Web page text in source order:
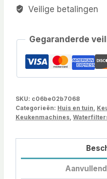
Veilige betalingen
Gegaranderde
SKU: c06be02b7068
Categorieën: Huis en tuin
Keukenmachines